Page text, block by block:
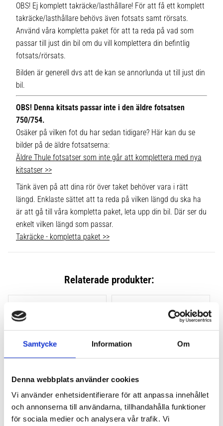
Samtycke Information Om
Denna webbplats använder cookies
Vi använder enhetsidentifierare för att anpassa innehållet
och annonserna till användarna, tillhandahålla funktioner
för sociala medier och analysera vår trafik. Vi
OBS! Ej komplett takräcke/lasthållare! För att få ett komplett
takräcke/lasthållare behövs även fotsats samt rörsats.
Använd våra kompletta paket för att ta reda på vad som
passar till just din bil om du vill komplettera din befintlig
fotsats/rörsats.
Bilden är generell dvs att de kan se annorlunda ut till just din
bil.
OBS! Denna kitsats passar inte i den äldre fotsatsen
750/754.
Osäker på vilken fot du har sedan tidigare? Här kan du se
bilder på de äldre fotsatserna:
Äldre Thule fotsatser som inte går att komplettera med nya
kitsatser >>
Tänk även på att dina rör över taket behöver vara i rätt
längd. Enklaste sättet att ta reda på vilken längd du ska ha
är att gå till våra kompletta paket, leta upp din bil. Där ser du
enkelt vilken längd som passar.
Takräcke - kompletta paket >>
Relaterade produkter:
THULE CLAMP EVO 4-
PACK 710500
THULE CLAMP EDGE 4-
PACK 720500
Lägg